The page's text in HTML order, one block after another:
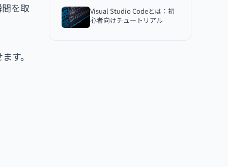
を取
す。
古いJavaバージョンでの互換性問題
Visual Studio Codeとは：初
心者向けチュートリアル